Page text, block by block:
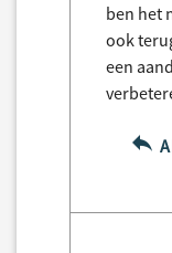
ben het
ook
een